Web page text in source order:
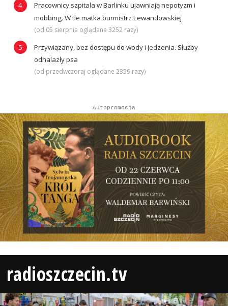
Pracownicy szpitala w Barlinku ujawniają nepotyzm i
mobbing. W tle matka burmistrz Lewandowskiej
(od 05 sierpnia oglądane 3252 razy)
Przywiązany, bez dostępu do wody i jedzenia. Służby
odnalazły psa
(od przedwczoraj oglądane 2359 razy)
Autopromocja
radioszczecin.tv